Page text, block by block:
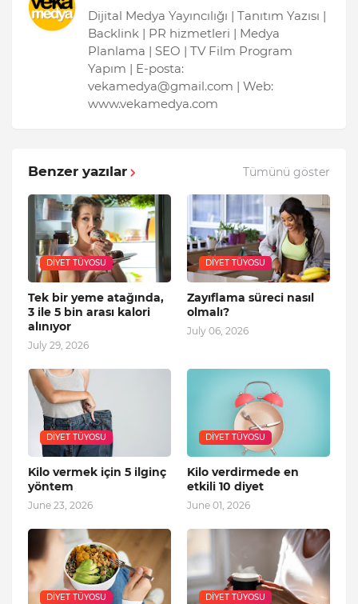
Dijital Medya Yayıncılığı | Tanıtım Yazısı |
Backlink | PR hizmetleri | Medya
Planlama | SEO | TV Film Program
Yapım | E-posta:
vekamedya@gmail.com | Web:
www.vekamedya.com
Benzer yazılar Tümünü göster
DIYET TÜYOSU
Tek bir yeme atağında,
3 ile 5 bin arası kalori
alınıyor
July 29, 2026
DIYET TÜYOSU
Zayıflama süreci nasıl
olmalı?
July 06, 2026
DIYET TÜYOSU
Kilo vermek için 5 ilginç
yöntem
June 23, 2026
DIYET TÜYOSU
Kilo verdirmede en
etkili 10 diyet
June 01, 2026
DIYET TÜYOSU DIYET TÜYOSU